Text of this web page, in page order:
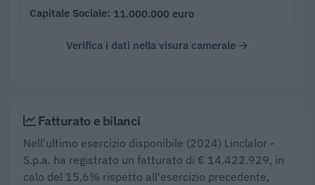
Capitale Sociale 11.000.000 euro
Verifica i dati nella visura camerale →
Fatturato e bilanci
Nell'ultimo esercizio disponibile (2024) Linclalor -
S.p.a. ha registrato un fatturato di € 14.422.929, in
calo del 15,6% rispetto all'esercizio precedente,